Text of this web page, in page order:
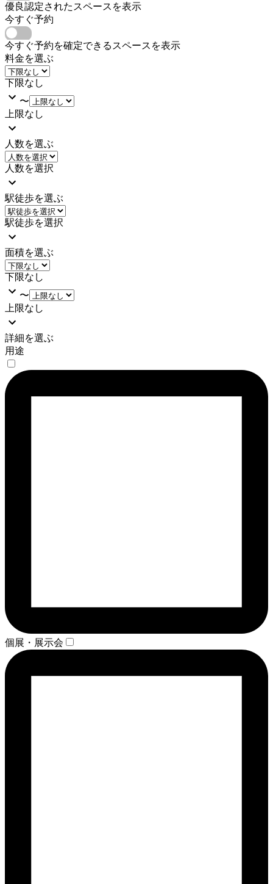
優良認定されたスペースを表示
今すぐ予約
今すぐ予約を確定できるスペースを表示
料金を選ぶ
下限なし
〜
上限なし
人数を選ぶ
人数を選択
駅徒歩を選ぶ
駅徒歩を選択
面積を選ぶ
下限なし
〜
上限なし
詳細を選ぶ
用途
個展・展示会